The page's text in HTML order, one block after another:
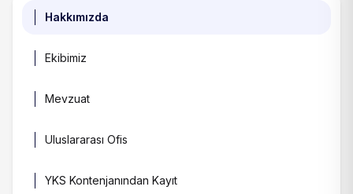
Hakkımızda
Ekibimiz
Mevzuat
Uluslararası Ofis
YKS Kontenjanından Kayıt